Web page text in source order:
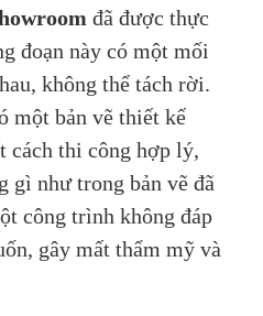
đã được thực
đoạn này có một mối
không thể tách rời.
một bản vẽ thiết kế
cách thi công hợp lý,
gì như trong bản vẽ đã
công trình không đáp
gây mất thẩm mỹ và